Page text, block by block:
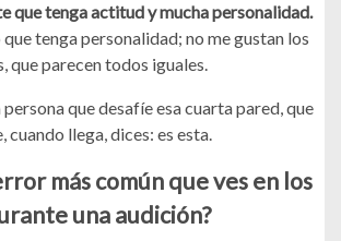
que tenga actitud y mucha personalidad.
tenga personalidad; no me gustan los
que parecen todos iguales.
persona que desafíe esa cuarta pared, que
cuando llega, dices: es esta.
más común que ves en los
una audición?